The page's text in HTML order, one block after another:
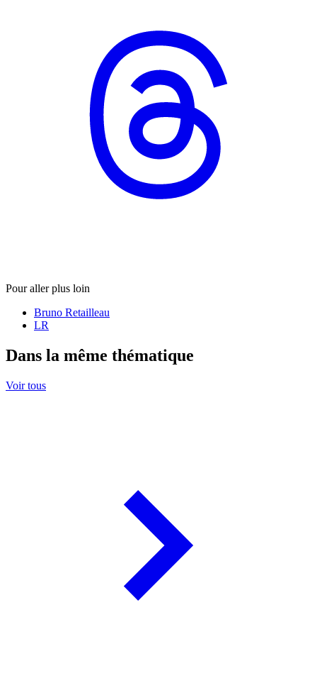
Pour aller plus loin
Bruno Retailleau
LR
Dans la même thématique
Voir tous